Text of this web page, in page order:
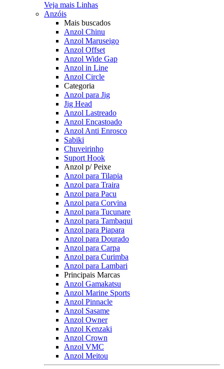
Veja mais Linhas
Anzóis
Mais buscados
Anzol Chinu
Anzol Maruseigo
Anzol Offset
Anzol Wide Gap
Anzol in Line
Anzol Circle
Categoria
Anzol para Jig
Jig Head
Anzol Lastreado
Anzol Encastoado
Anzol Anti Enrosco
Sabiki
Chuveirinho
Suport Hook
Anzol p/ Peixe
Anzol para Tilapia
Anzol para Traira
Anzol para Pacu
Anzol para Corvina
Anzol para Tucunare
Anzol para Tambaqui
Anzol para Piapara
Anzol para Dourado
Anzol para Carpa
Anzol para Curimba
Anzol para Lambari
Principais Marcas
Anzol Gamakatsu
Anzol Marine Sports
Anzol Pinnacle
Anzol Sasame
Anzol Owner
Anzol Kenzaki
Anzol Crown
Anzol VMC
Anzol Meitou